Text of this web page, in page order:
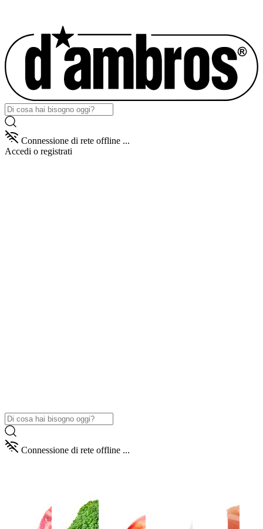
Connessione di rete offline ...
Accedi o registrati
Connessione di rete offline ...